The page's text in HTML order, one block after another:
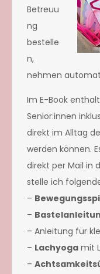
Betreuu
ng
bestelle
n,
nehmen
Im E-Book
Senior:innen
direkt im Alltag
werden können.
direkt per Mail in
stelle ich
–
–
– Anleitung für
– Lachyoga mit
–